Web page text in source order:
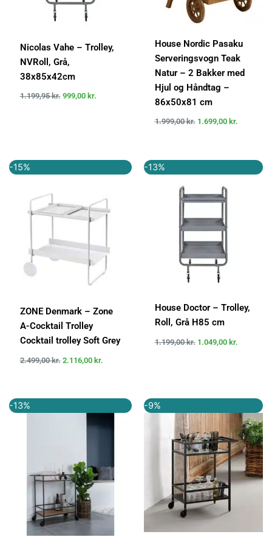
Nicolas Vahe – Trolley,
NVRoll, Grå,
38x85x42cm
1.199,95kr. 999,00 kr.
House Nordic Pasaku
Serveringsvogn Teak
Natur – 2 Bakker med
Hjul og Håndtag –
86x50x81 cm
1.999,00kr. 1.699,00 kr.
-15%
ZONE Denmark – Zone
A-Cocktail Trolley
Cocktail trolley Soft Grey
2.499,00kr.
oprindelige
2.499,00 kr..
2.116,00 kr.
aktuelle
-13%
House Doctor – Trolley,
Roll, Grå H85 cm
1.199,00kr.
oprindelige
var:
1.199,00 kr..
1.049,00 kr.
aktuelle
-13%
oprindeligeaktuelle
pris
-9%
oprindelige
pris
var:
1.099,00 kr..
aktuelle
pris
er:
999,00 kr..